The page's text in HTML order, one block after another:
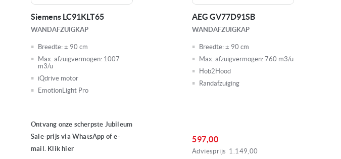
afzuigkappen
Naloopstand
Randafzuiging
Siemens LC91KLT65
WANDAFZUIGKAP
Breedte: ± 90 cm
Max. afzuigvermogen: 1007
m3/u
iQdrive motor
EmotionLight Pro
Ontvang onze scherpste Jubileum
Sale-prijs via WhatsApp of e-
mail. Klik hier
AEG GV77D91SB
WANDAFZUIGKAP
Breedte: ± 90 cm
Max. afzuigvermogen: 760 m3/u
Hob2Hood
Randafzuiging
597,00
Adviesprijs 1.149,00